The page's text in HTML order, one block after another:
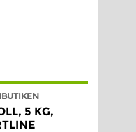
5 KG,